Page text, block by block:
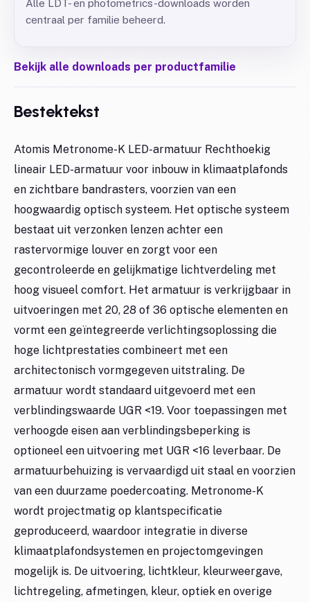
Alle LDT- en photometrics-downloads worden
centraal per familie beheerd.
Bekijk alle downloads per productfamilie
Bestektekst
Atomis Metronome-K LED-armatuur Rechthoekig
lineair LED-armatuur voor inbouw in klimaatplafonds
en zichtbare bandrasters, voorzien van een
hoogwaardig optisch systeem. Het optische systeem
bestaat uit verzonken lenzen achter een
rastervormige louver en zorgt voor een
gecontroleerde en gelijkmatige lichtverdeling met
hoog visueel comfort. Het armatuur is verkrijgbaar in
uitvoeringen met 20, 28 of 36 optische elementen en
vormt een geïntegreerde verlichtingsoplossing die
hoge lichtprestaties combineert met een
architectonisch vormgegeven uitstraling. De
armatuur wordt standaard uitgevoerd met een
verblindingswaarde UGR <19. Voor toepassingen met
verhoogde eisen aan verblindingsbeperking is
optioneel een uitvoering met UGR <16 leverbaar. De
armatuurbehuizing is vervaardigd uit staal en voorzien
van een duurzame poedercoating. Metronome-K
wordt projectmatig op klantspecificatie
geproduceerd, waardoor integratie in diverse
klimaatplafondsystemen en projectomgevingen
mogelijk is. De uitvoering, lichtkleur, kleurweergave,
lichtregeling, afmetingen, kleur, optiek en overige